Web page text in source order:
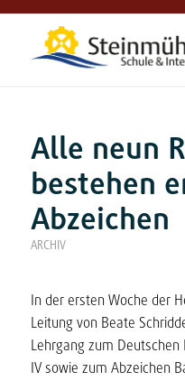
Alle neun
bestehen
Abzeichen
ARCHIV
In der ersten Woche der
Leitung von Beate
Lehrgang zum Deutschen
IV sowie zum Abzeichen